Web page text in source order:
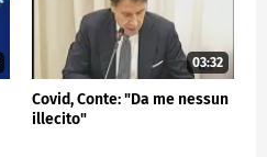
03:32
Covid, Conte: "Da me nessun
illecito"